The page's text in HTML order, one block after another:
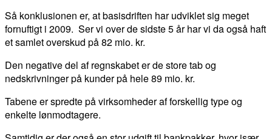
Så konklusionen er, at basisdriften har udviklet sig meget
fornuftigt i 2009. Ser vi over de sidste 5 år har vi da også haft
et samlet overskud på 82 mio. kr.
Den negative del af regnskabet er de store tab og
nedskrivninger på kunder på hele 89 mio. kr.
Tabene er spredte på virksomheder af forskellig type og
enkelte lønmodtagere.